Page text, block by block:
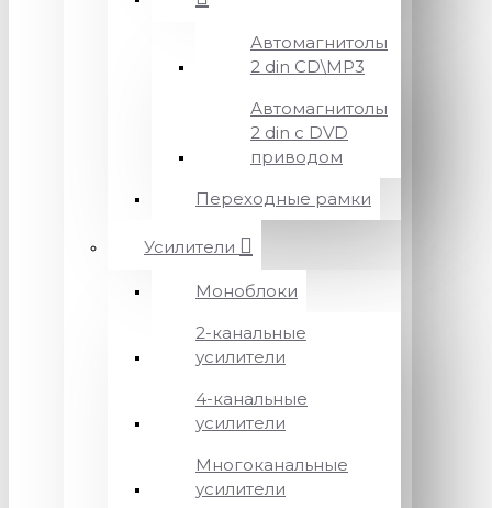
Автомагнитолы
2 din CD\MP3
Автомагнитолы
2 din с DVD
приводом
Переходные рамки
Усилители
Моноблоки
2-канальные
усилители
4-канальные
усилители
Многоканальные
усилители